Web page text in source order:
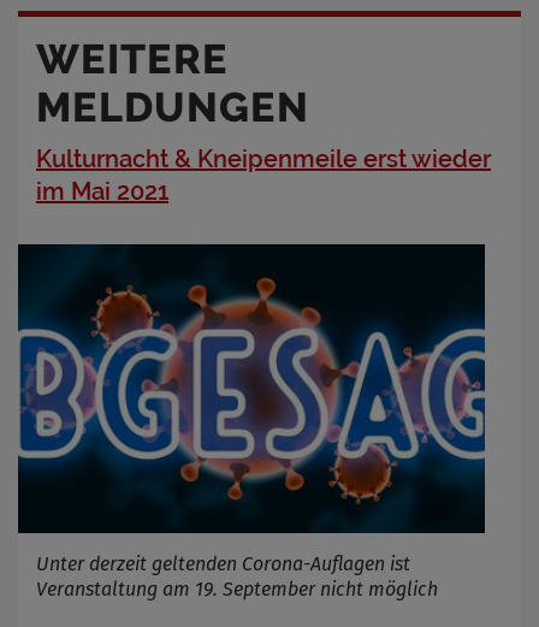
WEITERE
MELDUNGEN
Kulturnacht & Kneipenmeile erst wieder
im Mai 2021
Unter derzeit geltenden Corona-Auflagen ist
Veranstaltung am 19. September nicht möglich